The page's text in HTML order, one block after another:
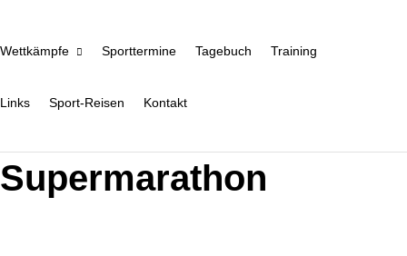
Wettkämpfe Sporttermine Tagebuch Training
Links Sport-Reisen Kontakt
Supermarathon